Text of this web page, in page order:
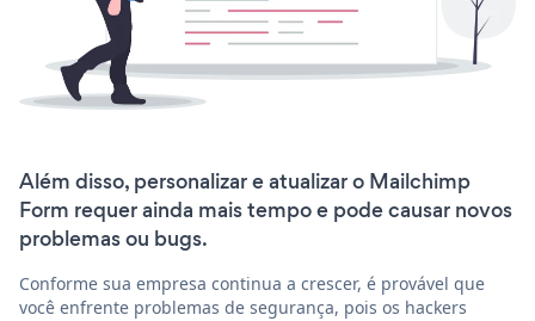
Além disso, personalizar e atualizar o Mailchimp
Form requer ainda mais tempo e pode causar novos
problemas ou bugs.
Conforme sua empresa continua a crescer, é provável que
você enfrente problemas de segurança, pois os hackers